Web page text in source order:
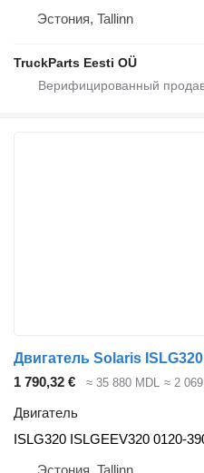
Эстония, Tallinn
TruckParts Eesti OÜ
1 790,32 € ≈ 35 880 MDL ≈ 2
Двигатель
ISLG320 ISLGEEV320 0120-